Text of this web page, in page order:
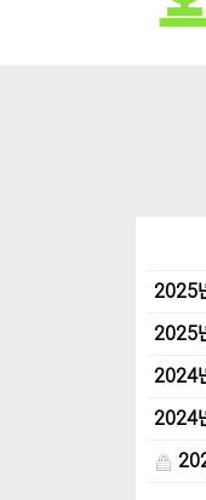
2025
2025
2024
2024